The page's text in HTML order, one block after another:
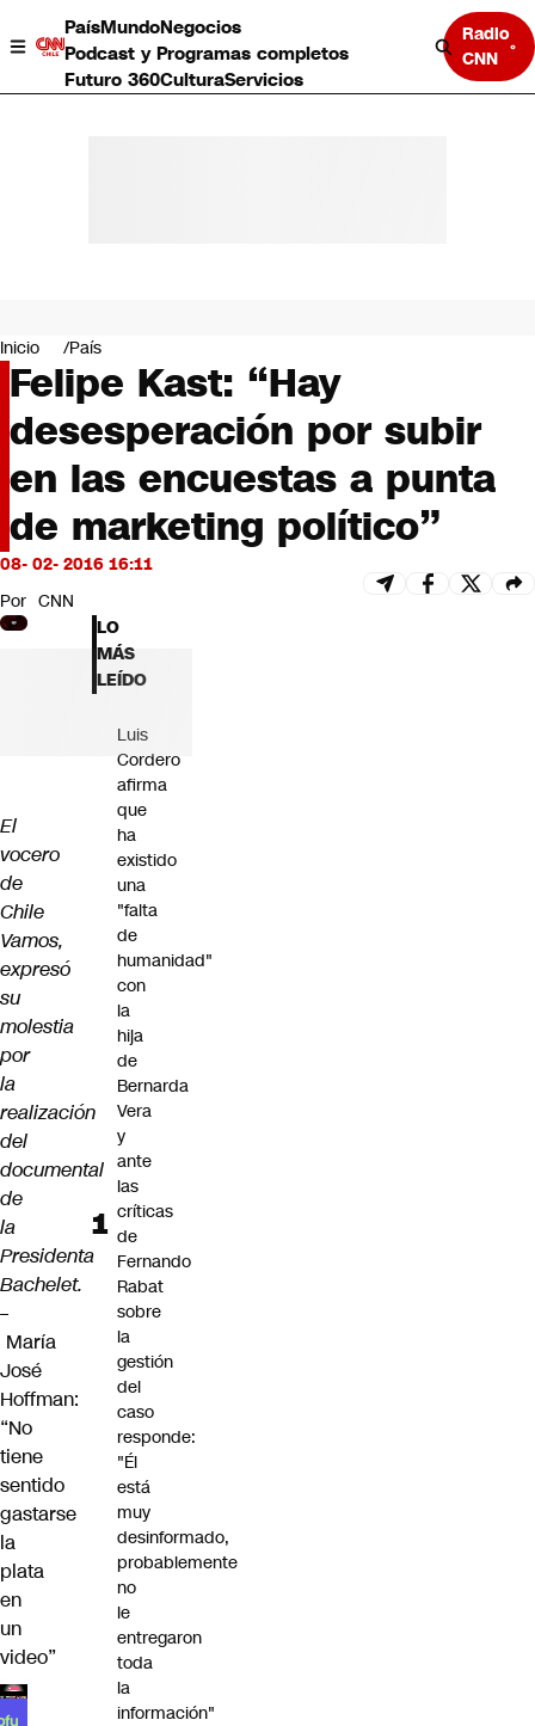
PaísMundoNegocios
Podcast y Programas completos
Futuro 360CulturaServicios
Radio
CNN
Negocios
Deportes
Programas completos
Cultura
Servicios
Bits
CNN tiempo
Futuro 360
Inicio País
Felipe Kast: “Hay
desesperación por subir
en las encuestas a punta
de marketing político”
08- 02- 2016 16:11
Por CNN
El
vocero
de
Chile
Vamos,
expresó
su
molestia
por
la
realización
del
documental
de
la
Presidenta
Bachelet.
–
María
José
Hoffman:
“No
tiene
sentido
gastarse
la
plata
en
un
video”
LO
MÁS
LEÍDO
Luis
Cordero
afirma
que
ha
existido
una
"falta
de
humanidad"
con
la
hija
de
Bernarda
Vera
y
ante
las
críticas
de
Fernando
Rabat
sobre
la
gestión
del
caso
responde:
"Él
está
muy
desinformado,
probablemente
no
le
entregaron
toda
la
información"